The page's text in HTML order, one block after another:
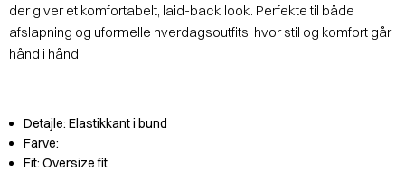
der giver et komfortabelt, laid-back look. Perfekte til både
afslapning og uformelle hverdagsoutfits, hvor stil og komfort går
hånd i hånd.
Detajle: Elastikkant i bund
Farve:
Fit: Oversize fit